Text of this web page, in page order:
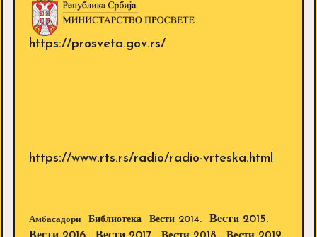
https://prosveta.gov.rs/
https://www.rts.rs/radio/radio-vrteska.html
Амбасадори Библиотека Вести 2014.
Вести 2015.